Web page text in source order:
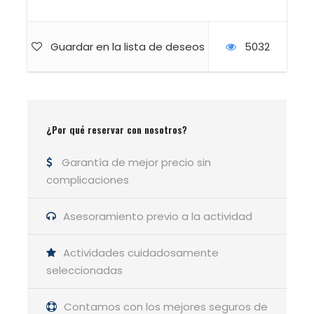
Guardar en la lista de deseos 5032
¿Por qué reservar con nosotros?
Garantía de mejor precio sin
complicaciones
Asesoramiento previo a la actividad
Actividades cuidadosamente
seleccionadas
Contamos con los mejores seguros de
Desafíos y Recompensas
progresar, añadiendo un toque de escalada
que hará las delicias de los más aventureros.
Las vistas panorámicas de la
Guadarrama
acompañarán en todo momento, ofreciendo
contemplación.